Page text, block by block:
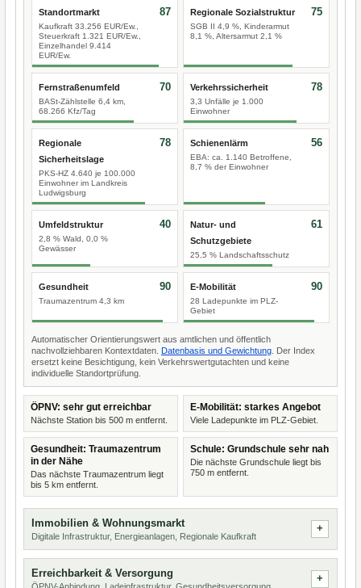
Standortmarkt
Kaufkraft 33.256 EUR/Ew.,
Steuerkraft 1.321 EUR/Ew.,
Einzelhandel 9.414
EUR/Ew.
87 Regionale Sozialstruktur
SGB II 4,9 %, Kinderarmut
8,1 %, Altersarmut 2,1 %
75
Fernstraßenumfeld
BASt-Zählstelle 6,4 km,
68.266 Kfz/Tag
70 Verkehrssicherheit
3,3 Unfälle je 1.000
Einwohner
78
Regionale
Sicherheitslage
PKS-HZ 4.640 je 100.000
Einwohner im Landkreis
Ludwigsburg
78 Schienenlärm
EBA: ca. 1.140 Betroffene,
8,7 % der Einwohner
56
Umfeldstruktur
2,8 % Wald, 0,0 %
Gewässer
40
Natur- und
Schutzgebiete
25,5 % Landschaftsschutz
61
Gesundheit
Traumazentrum 4,3 km
90 E-Mobilität
28 Ladepunkte im PLZ-
Gebiet
90
Automatischer Orientierungswert aus amtlichen und öffentlich
nachvollziehbaren Kontextdaten. Datenbasis und Gewichtung . Der Index
ersetzt keine Besichtigung, kein Verkehrswertgutachten und keine
individuelle Standortprüfung.
ÖPNV: sehr gut erreichbar
Nächste Station bis 500 m entfernt.
E-Mobilität: starkes Angebot
Viele Ladepunkte im PLZ-Gebiet.
Gesundheit: Traumazentrum
in der Nähe
Das nächste Traumazentrum liegt
bis 5 km entfernt.
Schule: Grundschule sehr nah
Die nächste Grundschule liegt bis
750 m entfernt.
Immobilien & Wohnungsmarkt
Digitale Infrastruktur, Energieanlagen, Regionale Kaufkraft
Erreichbarkeit & Versorgung